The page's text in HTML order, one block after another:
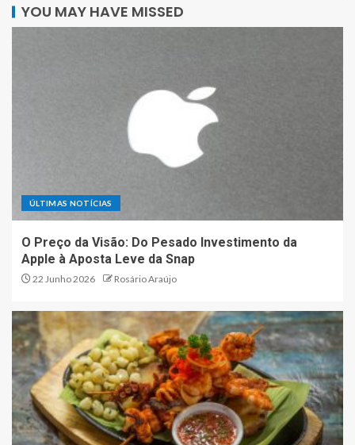
YOU MAY HAVE MISSED
ÚLTIMAS NOTÍCIAS
O Preço da Visão: Do Pesado Investimento da
Apple à Aposta Leve da Snap
22 Junho 2026 Rosário Araújo